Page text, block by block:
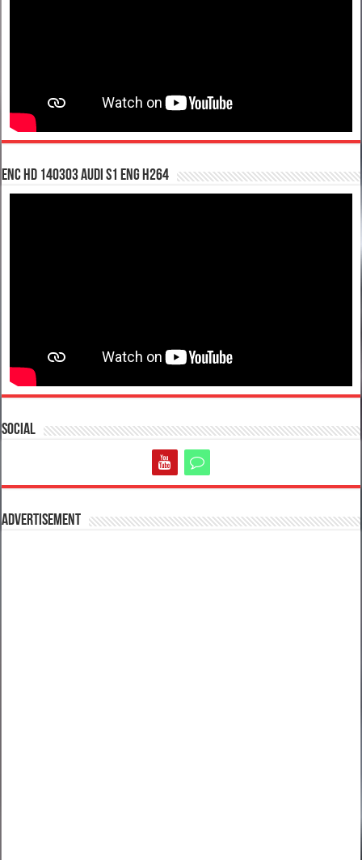
enc hd 140303 Audi S1 ENG H264
Social
Advertisement